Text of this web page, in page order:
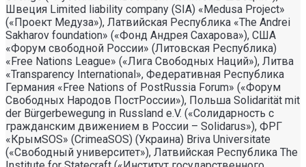
Швеция Limited liability company (SIA) «Medusa Project»
(«Проект Медуза»), Латвийская Республика «The Andrei
Sakharov foundation» («Фонд Андрея Сахарова»), США
«Форум свободной России» (Литовская Республика)
«Free Nations League» («Лига Свободных Наций»), Литва
«Transparеncy International», Федеративная Республика
Германия «Free Nations of PostRussia Forum» («Форум
Свободных Народов ПостРоссии»), Польша Solidarität mit
der Bürgerbewegung in Russland e.V. («Солидарность с
гражданским движением в России – Solidarus»), ФРГ
«КрымSOS» (CrimeaSOS) (Украина) Briva Universitate
(«Свободный университет»), Латвийская Республика The